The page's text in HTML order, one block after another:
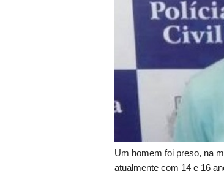
Um homem foi preso, na
atualmente com 14 e 16